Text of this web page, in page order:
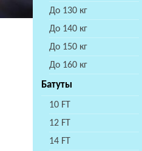
До 130 кг
До 140 кг
До 150 кг
До 160 кг
Батуты
10 FT
12 FT
14 FT